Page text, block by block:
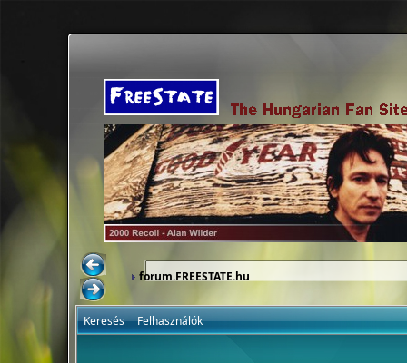
forum.FREESTATE.hu
Keresés Felhasználók